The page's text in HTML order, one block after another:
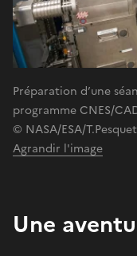
Préparation d’une
programme CNES/
© NASA/ESA/T.Pesquet
Agrandir l'image
Une